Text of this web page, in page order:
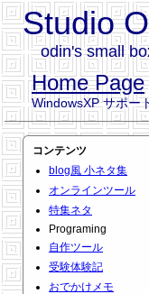
Studio
odin's small
Home Page
WindowsXP サポー
コンテンツ
blog風 小ネタ集
オンラインツール
特集ネタ
Programing
自作ツール
受験体験記
おでかけメモ